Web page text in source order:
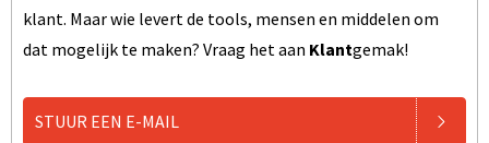
klant. Maar wie levert de tools, mensen en middelen om
dat mogelijk te maken? Vraag het aan Klantgemak!
STUUR EEN E-MAIL